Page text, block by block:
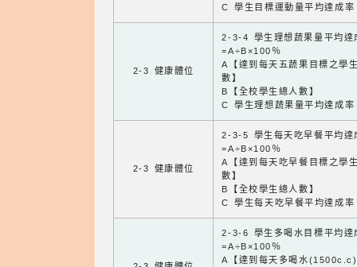
C 學生目標運動量平均達成率
2-3 健康體位
2-3-4 學生理想蔬果量平均達
=A÷B×100％
A【達到每天五蔬果目標之學
數】
B【全校學生總人數】
C 學生理想蔬果量平均達成率
2-3 健康體位
2-3-5 學生每天吃早餐平均達
=A÷B×100％
A【達到每天吃早餐目標之學
數】
B【全校學生總人數】
C 學生每天吃早餐平均達成率
2-3-6 學生多喝水目標平均達
=A÷B×100％
A【達到每天多喝水